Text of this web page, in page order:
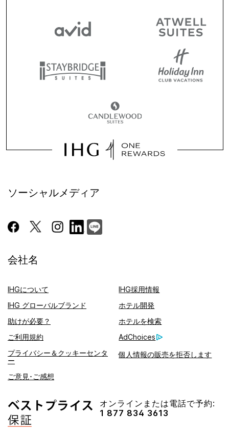
ソーシャルメディア
会社名
IHGについて
IHG採用情報
IHG グローバルブランド
ホテル開発
助けが必要？
ホテルを検索
ご利用規約
AdChoices
プライバシー＆クッキーセンタ
ー
個人情報の販売を拒否します
ご意見･ご感想
オンラインまたは電話で予約:
1 877 834 3613